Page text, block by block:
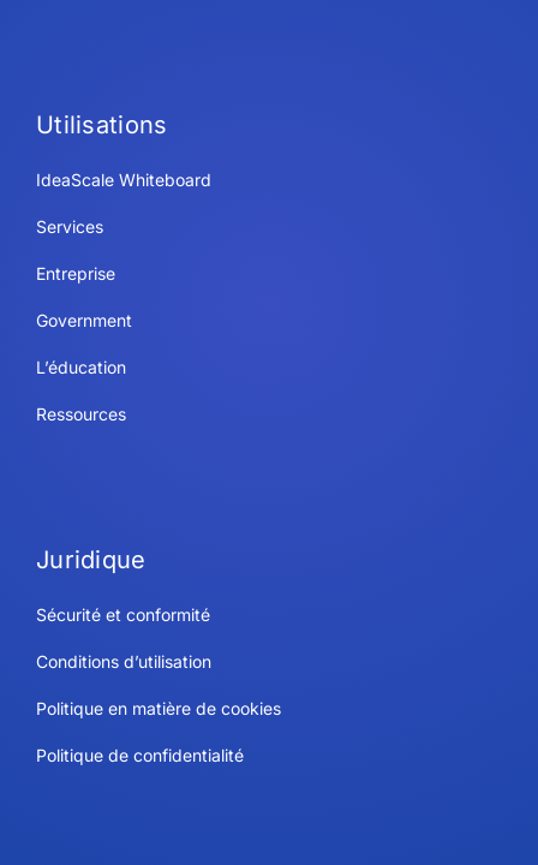
Utilisations
IdeaScale Whiteboard
Services
Entreprise
Government
L’éducation
Ressources
Juridique
Sécurité et conformité
Conditions d’utilisation
Politique en matière de cookies
Politique de confidentialité